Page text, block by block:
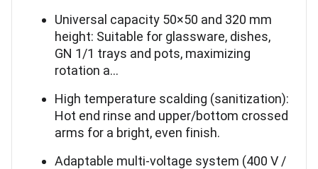
Universal capacity 50×50 and 320 mm
height: Suitable for glassware, dishes,
GN 1/1 trays and pots, maximizing
rotation a…
High temperature scalding (sanitization):
Hot end rinse and upper/bottom crossed
arms for a bright, even finish.
Adaptable multi-voltage system (400 V /